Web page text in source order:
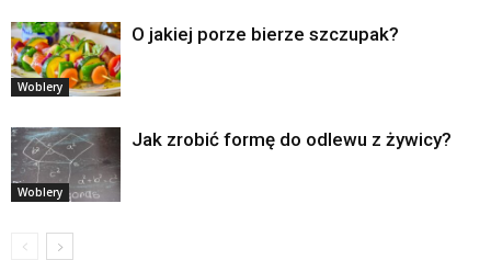
Woblery
O jakiej porze bierze szczupak?
Woblery
Jak zrobić formę do odlewu z żywicy?